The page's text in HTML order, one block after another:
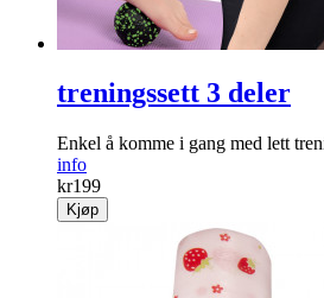
treningssett 3 deler
Enkel å komme i gang med lett
info
kr199
Kjøp